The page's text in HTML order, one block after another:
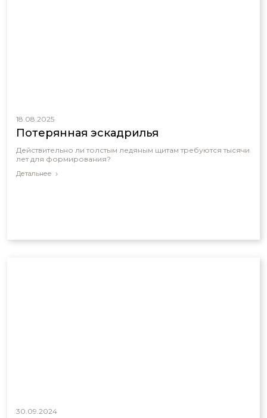
18.08.2025
Потерянная эскадрилья
Действительно ли толстым ледяным щитам требуются тысячи
лет для формирования?
Детальнее
30.09.2024